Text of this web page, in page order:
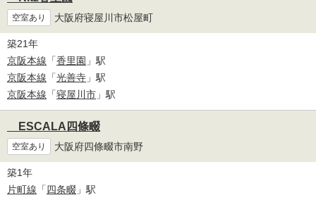
空室あり 大阪府寝屋川市松屋町
築21年
京阪本線 「香里園 」駅
京阪本線 「光善寺 」駅
京阪本線 「寝屋川市 」駅
ESCALA四條畷
空室あり 大阪府四條畷市南野
築1年
片町線 「四条畷 」駅